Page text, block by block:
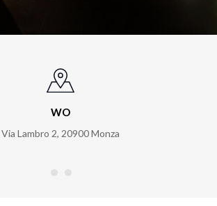
WO
Via Lambro 2, 20900Monza